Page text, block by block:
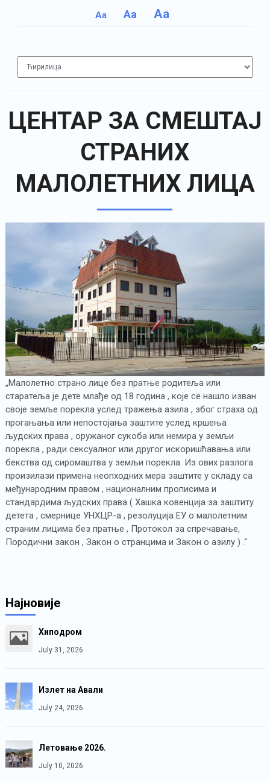
Aa Aa Aa
ЦЕНТАР ЗА СМЕШТАЈ
СТРАНИХ
МАЛОЛЕТНИХ ЛИЦА
„Малолетно страно лице без пратње родитеља или
старатеља је дете млађе од 18 година , које се нашло изван
своје земље порекла услед тражења азила , због страха од
прогањања или непостојања заштите услед кршења
људских права , оружаног сукоба или немира у земљи
порекла , ради сексуалног или другог искоришћавања или
бекства од сиромаштва у земљи порекла. Из ових разлога
произилази примена неопходних мера заштите у складу са
међународним правом , националним прописима и
стандардима људских права ( Хашка ковенција за заштиту
детета , смернице УНХЦР-а , резолуција ЕУ о малолетним
страним лицима без пратње , Протокол за спречавање,
Породични закон , Закон о странцима и Закон о азилу ) .“
Најновије
Хиподром
July 31, 2026
Излет на Авали
July 24, 2026
Летовање 2026.
July 10, 2026